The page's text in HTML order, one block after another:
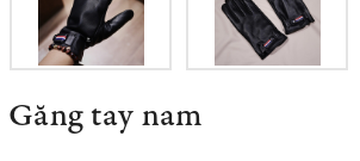
Găng tay nam